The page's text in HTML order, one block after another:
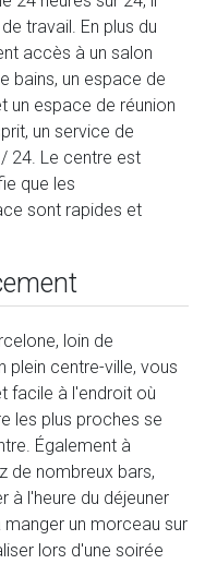
travail. En plus du
accès à un salon
bains, un espace de
un espace de réunion
un service de
24. Le centre est
que les
sont rapides et
loin de
plein centre-ville, vous
facile à l'endroit où
les plus proches se
Également à
de nombreux bars,
à l'heure du déjeuner
un morceau sur
lors d'une soirée